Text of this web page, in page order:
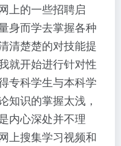
上的一些招聘启
身而学去掌握各种
清楚楚的对技能提
就开始进行针对性
专科学生与本科学
知识的掌握太浅，
内心深处并不理
上搜集学习视频和